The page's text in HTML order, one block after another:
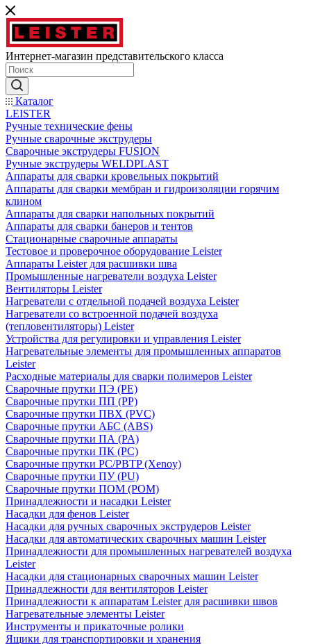
Интернет-магазин представительского класса
Каталог
LEISTER
Ручные технические фены
Ручные сварочные экструдеры
Сварочные экструдеры FUSION
Ручные экструдеры WELDPLAST
Аппараты для сварки кровельных покрытий
Аппараты для сварки мембран и гидроизоляции горячим
клином
Аппараты для сварки напольных покрытий
Аппараты для сварки банеров и тентов
Стационарные сварочные аппараты
Тестовое и проверочное оборудование Leister
Аппараты Leister для расшивки шва
Промышленные нагреватели воздуха Leister
Вентиляторы Leister
Нагреватели с отдельной подачей воздуха Leister
Нагреватели со встроенной подачей воздуха
(тепловентиляторы) Leister
Устройства для регулировки и управления Leister
Нагревательные элементы для промышленных аппаратов
Leister
Расходные материалы для сварки полимеров Leister
Сварочные прутки ПЭ (PE)
Сварочные прутки ПП (PP)
Сварочные прутки ПВХ (PVC)
Сварочные прутки АБС (ABS)
Сварочные прутки ПА (PA)
Сварочные прутки ПК (PC)
Сварочные прутки PC/PBTP (Xenoy)
Сварочные прутки ПУ (PU)
Сварочные прутки ПОМ (POM)
Принадлежности и насадки Leister
Насадки для фенов Leister
Насадки для ручных сварочных экструдеров Leister
Насадки для автоматических сварочных машин Leister
Принадлежности для промышленных нагревателей воздуха
Leister
Насадки для стационарных сварочных машин Leister
Принадлежности для вентиляторов Leister
Принадлежности к аппаратам Leister для расшивки швов
Нагревательные элементы Leister
Инструменты и прикаточные ролики
Ящики для транспортировки и хранения